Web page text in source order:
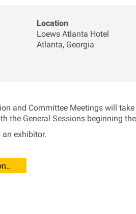
Location
Loews Atlanta Hotel
Atlanta, Georgia
and Committee Meetings will
the General Sessions beginning
an exhibitor.